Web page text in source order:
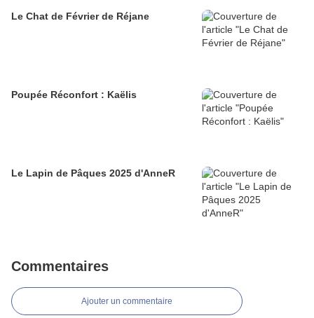
Le Chat de Février de Réjane
Poupée Réconfort : Kaëlis
Le Lapin de Pâques 2025 d'AnneR
Commentaires
Ajouter un commentaire